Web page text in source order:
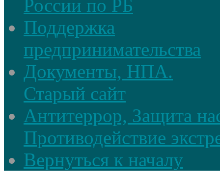
России по РБ
Поддержка
предпринимательства
Документы, НПА.
Старый сайт
Антитеррор, Защита
Противодействие
Вернуться к началу